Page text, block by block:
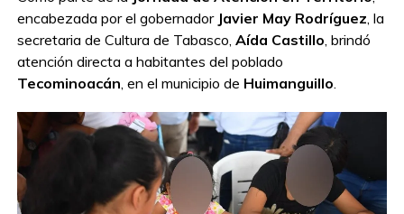
encabezada por el gobernador Javier May Rodríguez , la
secretaria de Cultura de Tabasco, Aída Castillo , brindó
atención directa a habitantes del poblado
Tecominoacán , en el municipio de Huimanguillo